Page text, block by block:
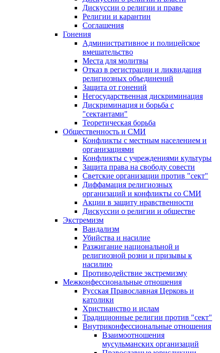
Дискуссии о религии и праве
Религии и карантин
Соглашения
Гонения
Административное и полицейское
вмешательство
Места для молитвы
Отказ в регистрации и ликвидация
религиозных объединений
Защита от гонений
Негосударственная дискриминация
Дискриминация и борьба с
"сектантами"
Теоретическая борьба
Общественность и СМИ
Конфликты с местным населением и
организациями
Конфликты с учреждениями культуры
Защита права на свободу совести
Светские организации против "сект"
Диффамация религиозных
организаций и конфликты со СМИ
Акции в защиту нравственности
Дискуссии о религии и обществе
Экстремизм
Вандализм
Убийства и насилие
Разжигание национальной и
религиозной розни и призывы к
насилию
Противодействие экстремизму
Межконфессиональные отношения
Русская Православная Церковь и
католики
Христианство и ислам
Традиционные религии против "сект"
Внутриконфессиональные отношения
Взаимоотношения
мусульманских организаций